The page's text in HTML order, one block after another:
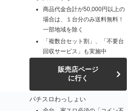
商品代金合計が50,000円以上の
場合は、１台分のみ送料無料！
一部地域を除く
「複数台セット割」、「不要台
回収サービス」も実施中
販売店ページ
に行く
パチスロわっしょい